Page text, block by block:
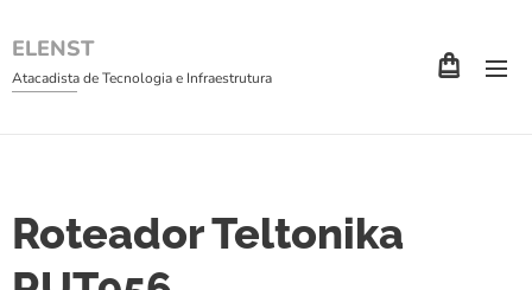
ELENST
Atacadista de Tecnologia e Infraestrutura
Roteador Teltonika